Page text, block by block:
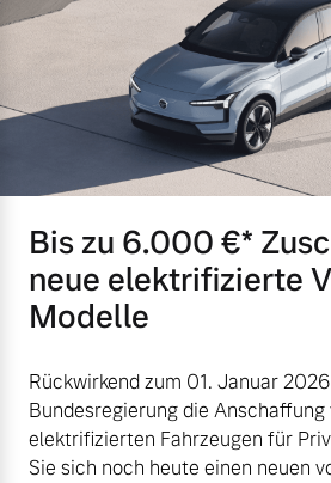
Bis zu 6.000 €⁠*
neue elektrifizierte
Modelle
Rückwirkend zum 01. Januar
Bundesregierung die Anschaffung
elektrifizierten Fahrzeugen für
Sie sich noch heute einen neuen